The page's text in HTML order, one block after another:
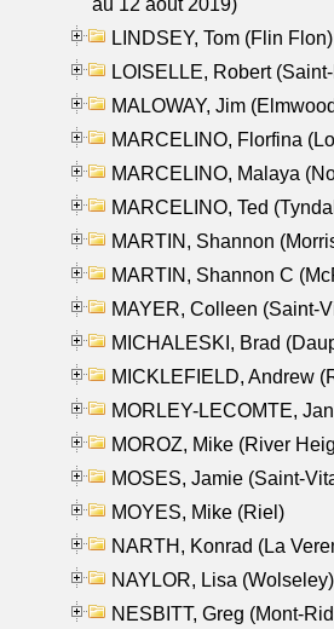
LINDSEY, Tom (Flin Flon)
LOISELLE, Robert
MALOWAY, Jim
MARCELINO, Florfina
MARCELINO, Malaya
MARCELINO, Ted
MARTIN, Shannon
MARTIN, Shannon C
MAYER, Colleen (Saint-
MICHALESKI, Brad
MICKLEFIELD, Andrew
MORLEY-LECOMTE,
MOROZ, Mike (River
MOSES, Jamie (Saint-
MOYES, Mike (Riel)
NARTH, Konrad (La
NAYLOR, Lisa (Wolseley)
NESBITT, Greg (Mont-